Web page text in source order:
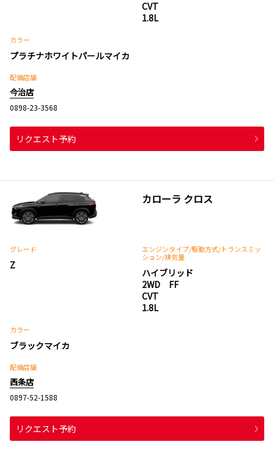
CVT
1.8L
カラー
プラチナホワイトパールマイカ
配備店舗
今治店
0898-23-3568
リクエスト予約
カローラ クロス
グレード
Z
エンジンタイプ/駆動方式/トランスミッ
ション/排気量
ハイブリッド
2WD FF
CVT
1.8L
カラー
ブラックマイカ
配備店舗
西条店
0897-52-1588
リクエスト予約